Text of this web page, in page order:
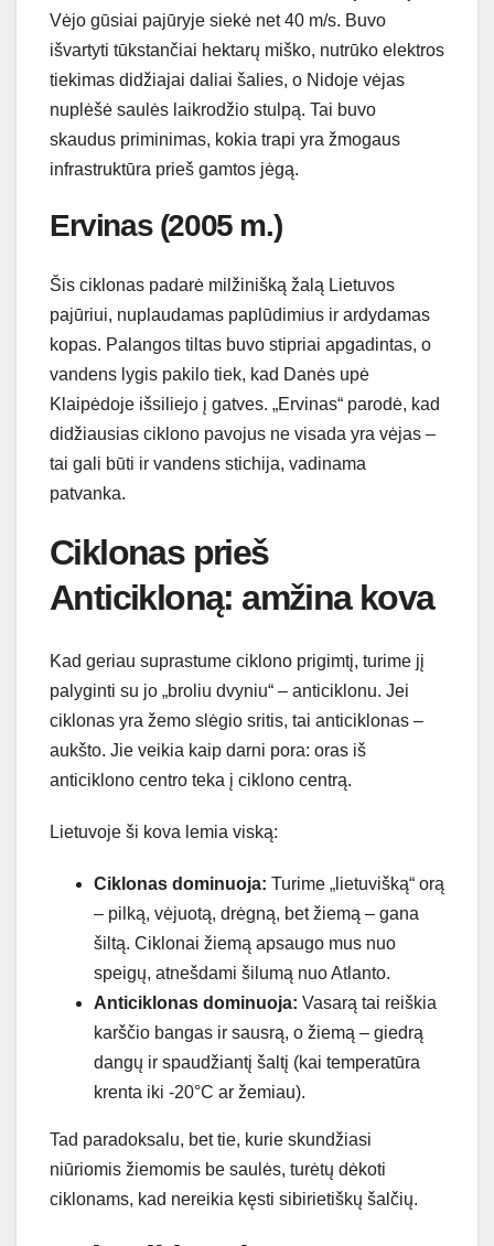
Vėjo gūsiai pajūryje siekė net 40 m/s. Buvo
išvartyti tūkstančiai hektarų miško, nutrūko elektros
tiekimas didžiajai daliai šalies, o Nidoje vėjas
nuplėšė saulės laikrodžio stulpą. Tai buvo
skaudus priminimas, kokia trapi yra žmogaus
infrastruktūra prieš gamtos jėgą.
Ervinas (2005 m.)
Šis ciklonas padarė milžinišką žalą Lietuvos
pajūriui, nuplaudamas paplūdimius ir ardydamas
kopas. Palangos tiltas buvo stipriai apgadintas, o
vandens lygis pakilo tiek, kad Danės upė
Klaipėdoje išsiliejo į gatves. „Ervinas“ parodė, kad
didžiausias ciklono pavojus ne visada yra vėjas –
tai gali būti ir vandens stichija, vadinama
patvanka.
Ciklonas prieš
Anticikloną: amžina kova
Kad geriau suprastume ciklono prigimtį, turime jį
palyginti su jo „broliu dvyniu“ – anticiklonu. Jei
ciklonas yra žemo slėgio sritis, tai anticiklonas –
aukšto. Jie veikia kaip darni pora: oras iš
anticiklono centro teka į ciklono centrą.
Lietuvoje ši kova lemia viską:
Ciklonas dominuoja: Turime „lietuvišką“ orą
– pilką, vėjuotą, drėgną, bet žiemą – gana
šiltą. Ciklonai žiemą apsaugo mus nuo
speigų, atnešdami šilumą nuo Atlanto.
Anticiklonas dominuoja: Vasarą tai reiškia
karščio bangas ir sausrą, o žiemą – giedrą
dangų ir spaudžiantį šaltį (kai temperatūra
krenta iki -20°C ar žemiau).
Tad paradoksalu, bet tie, kurie skundžiasi
niūriomis žiemomis be saulės, turėtų dėkoti
ciklonams, kad nereikia kęsti sibirietiškų šalčių.